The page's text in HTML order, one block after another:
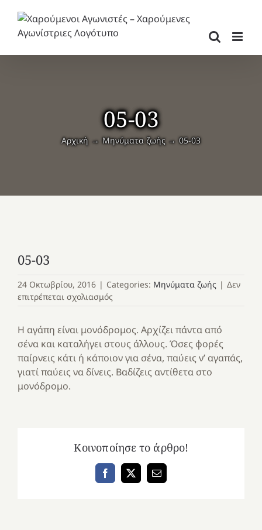
περιεχόμενο
05-03
Αρχική Μηνύματα ζωής 05-03
05-03
24 Οκτωβρίου, 2016 | Categories: Μηνύματα ζωής | Δεν
επιτρέπεται σχολιασμός
Η αγάπη είναι μονόδρομος. Αρχίζει πάντα από
σένα και καταλήγει στους άλλους. Όσες φορές
παίρνεις κάτι ή κάποιον για σένα, παύεις ν’ αγαπάς,
γιατί παύεις να δίνεις. Βαδίζεις αντίθετα στο
μονόδρομο.
Κοινοποίησε το άρθρο!
Facebook
X Email